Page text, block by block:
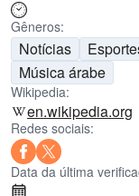
Gêneros:
Notícias
Música árabe
Wikipedia:
en.wikipedia.org
Redes sociais:
Data da última